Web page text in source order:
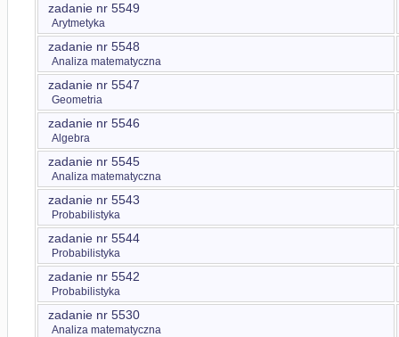
zadanie nr 5549
Arytmetyka
zadanie nr 5548
Analiza matematyczna
zadanie nr 5547
Geometria
zadanie nr 5546
Algebra
zadanie nr 5545
Analiza matematyczna
zadanie nr 5543
Probabilistyka
zadanie nr 5544
Probabilistyka
zadanie nr 5542
Probabilistyka
zadanie nr 5530
Analiza matematyczna